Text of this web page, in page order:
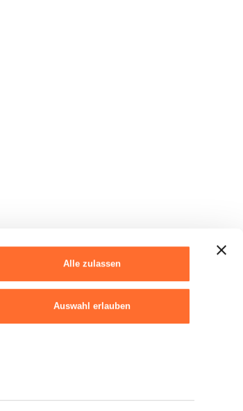
Alle zulassen
Auswahl erlauben